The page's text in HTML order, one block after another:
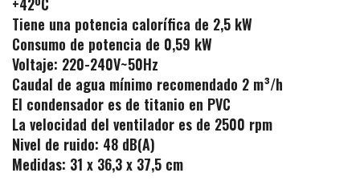
Tiene una potencia calorífica de 2,5 kW
Consumo de potencia de 0,59 kW
Voltaje: 220-240V~50Hz
Caudal de agua mínimo recomendado 2 m³/h
El condensador es de titanio en PVC
La velocidad del ventilador es de 2500 rpm
Nivel de ruido: 48 dB(A)
Medidas: 31 x 36,3 x 37,5 cm